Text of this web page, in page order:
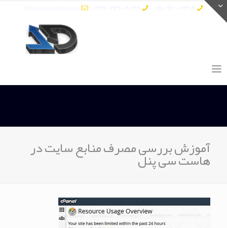
آموزش بررسی مصرف منابع سایت در
هاست سی پنل